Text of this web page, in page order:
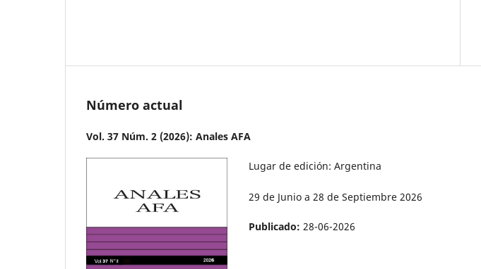
Número actual
Vol. 37 Núm. 2 (2026): Anales AFA
Lugar de edición: Argentina
29 de Junio a 28 de Septiembre 2026
Publicado: 28-06-2026